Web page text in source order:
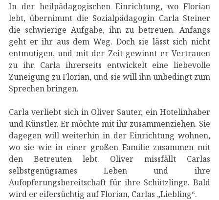
In der heilpädagogischen Einrichtung, wo Florian
lebt, übernimmt die Sozialpädagogin Carla Steiner
die schwierige Aufgabe, ihn zu betreuen. Anfangs
geht er ihr aus dem Weg. Doch sie lässt sich nicht
entmutigen, und mit der Zeit gewinnt er Vertrauen
zu ihr. Carla ihrerseits entwickelt eine liebevolle
Zuneigung zu Florian, und sie will ihn unbedingt zum
Sprechen bringen.
Carla verliebt sich in Oliver Sauter, ein Hotelinhaber
und Künstler. Er möchte mit ihr zusammenziehen. Sie
dagegen will weiterhin in der Einrichtung wohnen,
wo sie wie in einer großen Familie zusammen mit
den Betreuten lebt. Oliver missfällt Carlas
selbstgenügsames Leben und ihre
Aufopferungsbereitschaft für ihre Schützlinge. Bald
wird er eifersüchtig auf Florian, Carlas „Liebling“.